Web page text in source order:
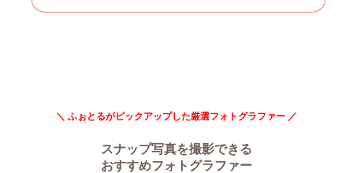
＼ ふぉとるがピックアップした厳選フォトグラファー ／
スナップ写真を撮影できる
おすすめフォトグラファー